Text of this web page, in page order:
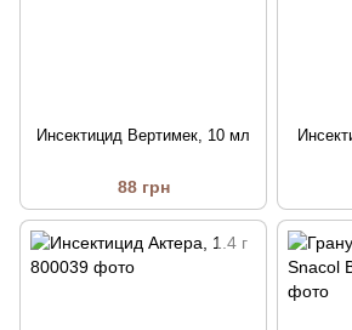
Инсектицид Вертимек, 10 мл
88 грн